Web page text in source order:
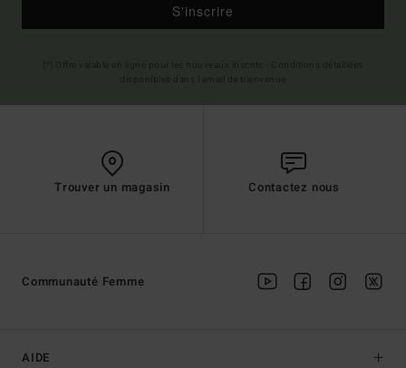
S'inscrire
Trouver un magasin Contactez nous
AIDE
Communauté Femme